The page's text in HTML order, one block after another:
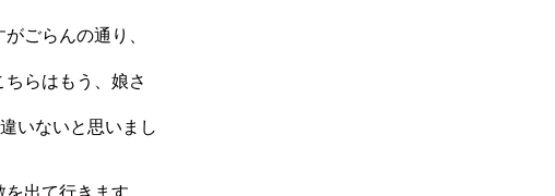
ごらんの通り、
らはもう、娘さ
いないと思いまし
出て行きます。